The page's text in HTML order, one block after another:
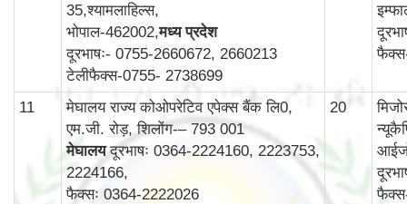
35,श्यामलाहिल्स,
भोपाल-462002,मध्य प्रदेश
दूरभाषः- 0755-2660672, 2660213
टेलीफैक्स-0755- 2738699
11
मेघालय राज्य कोओपरेटिव एपेक्स बैंक लि0,
एम.जी. रोड़, शिलोंग-– 793 001
मेघालयदूरभाषः 0364-2224160, 2223753,
2224166,
फैक्सः 0364-2222026
20